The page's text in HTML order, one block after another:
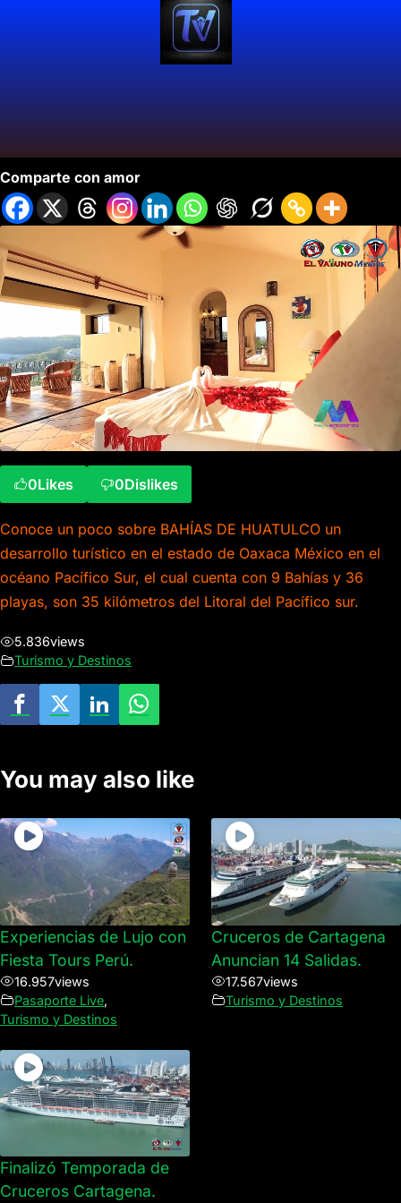
Comparte con amor
0Likes 0Dislikes
Conoce un poco sobre BAHÍAS DE HUATULCO un
desarrollo turístico en el estado de Oaxaca México en el
océano Pacífico Sur, el cual cuenta con 9 Bahías y 36
playas, son 35 kilómetros del Litoral del Pacífico sur.
5.836views
Turismo y Destinos
You may also like
Experiencias de Lujo con
Fiesta Tours Perú.
16.957views
Pasaporte Live,
Turismo y Destinos
Cruceros de Cartagena
Anuncian 14 Salidas.
17.567views
Turismo y Destinos
Finalizó Temporada de
Cruceros Cartagena.